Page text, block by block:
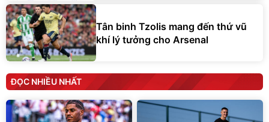
Tân binh Tzolis mang đến thứ vũ
khí lý tưởng cho Arsenal
ĐỌC NHIỀU NHẤT